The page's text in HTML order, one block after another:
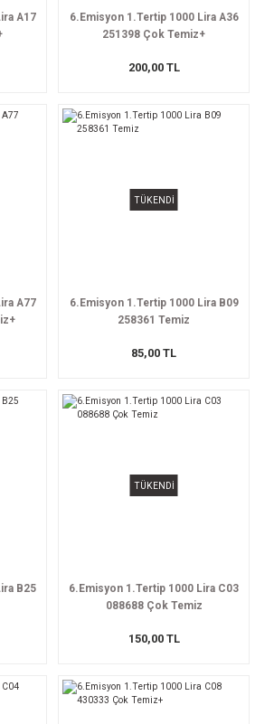
A17
6.Emisyon 1.Tertip 1000 Lira A36
251398 Çok Temiz+
200,00 TL
A77
TÜKENDİ
6.Emisyon 1.Tertip 1000 Lira B09
258361 Temiz
85,00 TL
B25
TÜKENDİ
6.Emisyon 1.Tertip 1000 Lira C03
088688 Çok Temiz
150,00 TL